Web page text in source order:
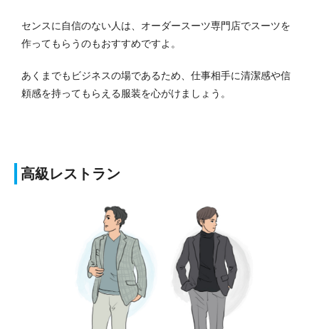
センスに自信のない人は、オーダースーツ専門店でスーツを
作ってもらうのもおすすめですよ。
あくまでもビジネスの場であるため、仕事相手に清潔感や信
頼感を持ってもらえる服装を心がけましょう。
高級レストラン